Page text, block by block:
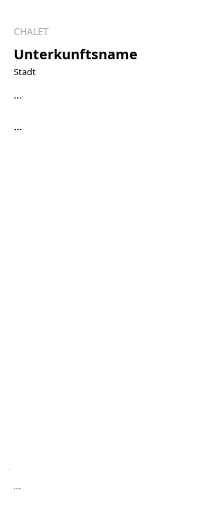
CHALET
Unterkunftsname
Stadt
...
...
...